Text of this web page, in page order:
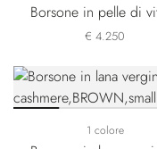
Borsone in pelle di
€ 4.250
1 colore